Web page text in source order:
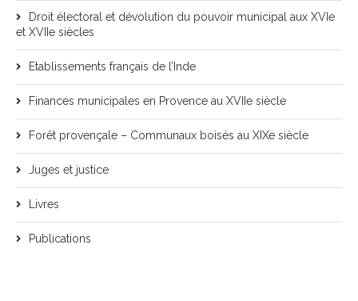
Droit électoral et dévolution du pouvoir municipal aux XVIe
et XVIIe siècles
Etablissements français de l’Inde
Finances municipales en Provence au XVIIe siècle
Forêt provençale – Communaux boisés au XIXe siècle
Juges et justice
Livres
Publications